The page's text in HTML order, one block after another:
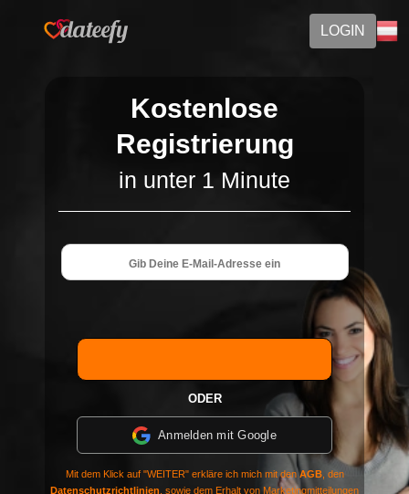
LOGIN
Kostenlose
Registrierung
in unter 1 Minute
ODER
Anmelden mit Google
Mit dem Klick auf "WEITER" erkläre ich mich mit denAGB, den
Datenschutzrichtlinien , sowie dem Erhalt von Marketingmitteilungen